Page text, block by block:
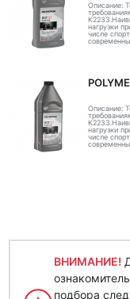
Описание:
нагрузки
числе
Описание:
нагрузки
числе
ВНИМАНИЕ!
подбора